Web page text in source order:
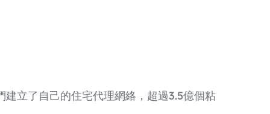
立了自己的住宅代理網絡，超過3.5億個粘